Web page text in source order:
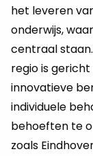
het leveren
onderwijs,
centraal
regio is
innovatieve
individuele
behoeften te
zoals